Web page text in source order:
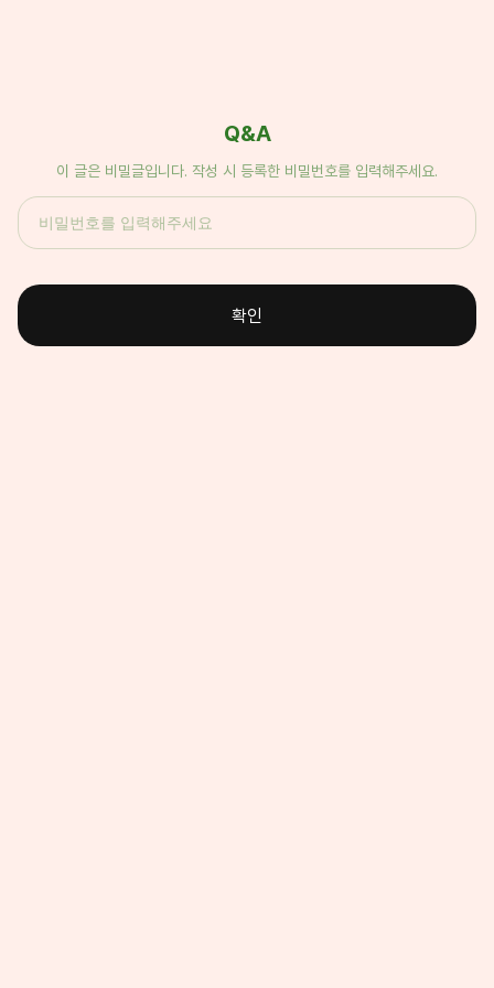
Q&A
이 글은 비밀글입니다. 작성 시 등록한 비밀번호를 입력해주세요.
확인